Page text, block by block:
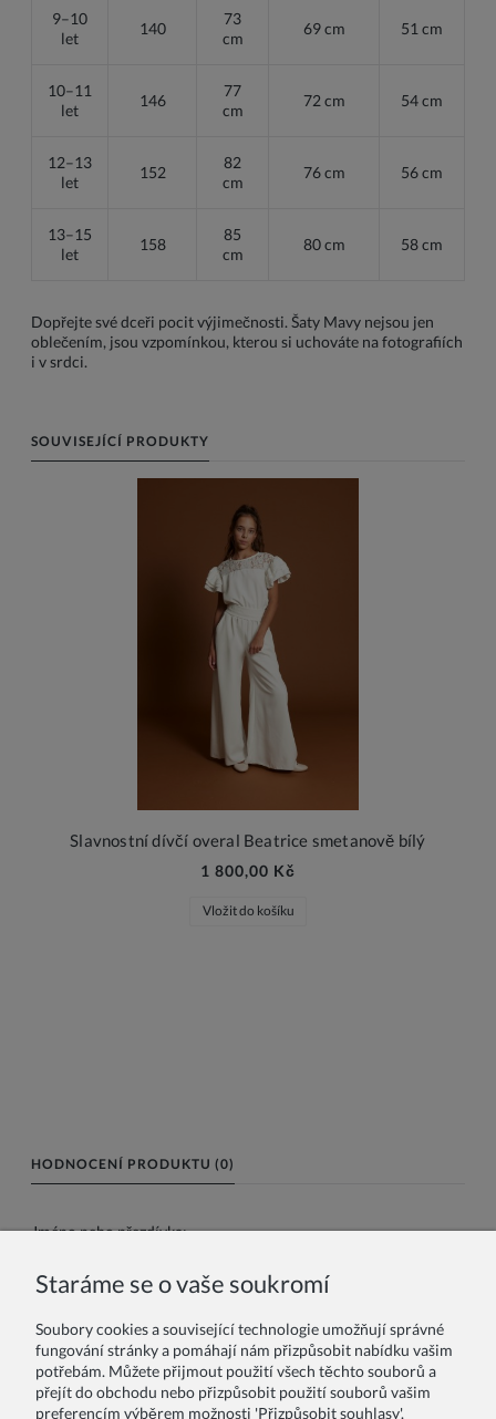
9–10
let
140
73
cm
69 cm 51 cm
10–11
let
146
77
cm
72 cm 54 cm
12–13
let
152
82
cm
76 cm 56 cm
13–15
let
158
85
cm
80 cm 58 cm
Dopřejte své dceři pocit výjimečnosti. Šaty Mavy nejsou jen
oblečením, jsou vzpomínkou, kterou si uchováte na fotografiích
i v srdci.
SOUVISEJÍCÍ PRODUKTY
Slavnostní dívčí overal Beatrice smetanově bílý
1 800,00 Kč
Vložit do košíku
HODNOCENÍ PRODUKTU (0)
Jméno nebo přezdívka:
Staráme se o vaše soukromí
Soubory cookies a související technologie umožňují správné
fungování stránky a pomáhají nám přizpůsobit nabídku vašim
potřebám. Můžete přijmout použití všech těchto souborů a
přejít do obchodu nebo přizpůsobit použití souborů vašim
preferencím výběrem možnosti 'Přizpůsobit souhlasy'.